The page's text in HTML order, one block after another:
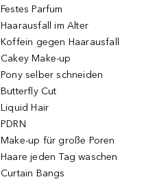
Festes Parfum
Haarausfall im Alter
Koffein gegen Haarausfall
Cakey Make-up
Pony selber schneiden
Butterfly Cut
Liquid Hair
PDRN
Make-up für große Poren
Haare jeden Tag waschen
Curtain Bangs